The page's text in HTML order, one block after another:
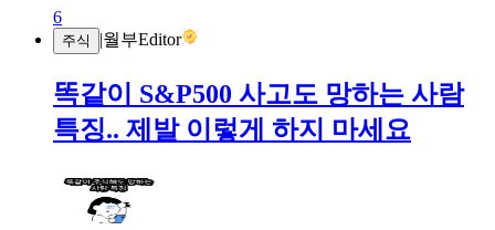
6
주식 |월부Editor
똑같이 S&P500 사고도 망하는 사람
특징.. 제발 이렇게 하지 마세요